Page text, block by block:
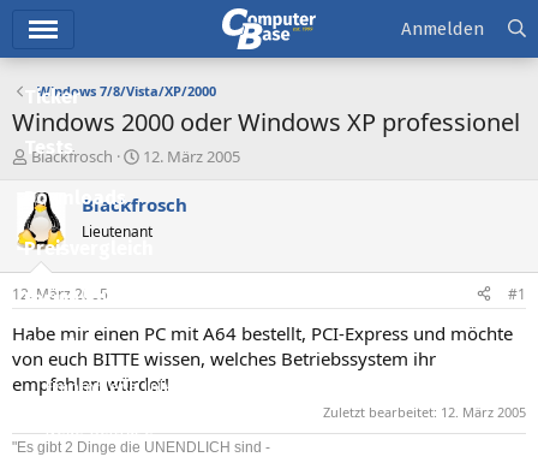
Ticker
Tests
Downloads
Preisvergleich
Forum
Aktuelles
Empfohlene Inhalte
Neue Beiträge
Anmelden
Windows 7/8/Vista/XP/2000
Windows 2000 oder Windows XP professionel
E
s
t
e
e
r
Blackfrosch
E
s
e
t
a
12. März 2005
Blackfrosch
Lieutenant
12. März 2005 #1
Habe mir einen PC mit A64 bestellt, PCI-Express und möchte
von euch BITTE wissen, welches Betriebssystem ihr
empfehlen würdet!
Zuletzt bearbeitet: 12. März 2005
"Es gibt 2 Dinge die UNENDLICH sind -